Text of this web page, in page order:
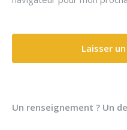
Un renseignement ? Un